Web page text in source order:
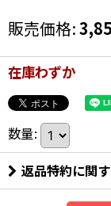
販売価格:
在庫わずか
数量:
返品特約に関